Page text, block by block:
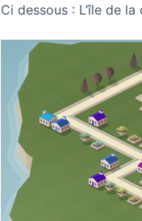
Ci dessous : L’île de